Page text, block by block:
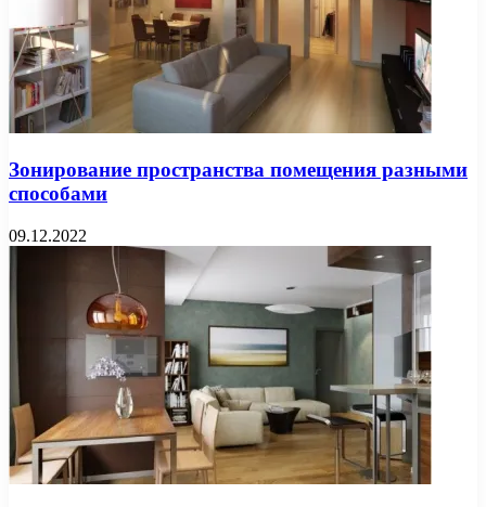
Зонирование пространства помещения разными
способами
09.12.2022